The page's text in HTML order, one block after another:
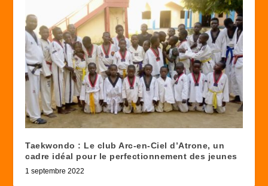
Taekwondo : Le club Arc-en-Ciel d’Atrone, un
cadre idéal pour le perfectionnement des jeunes
1 septembre 2022